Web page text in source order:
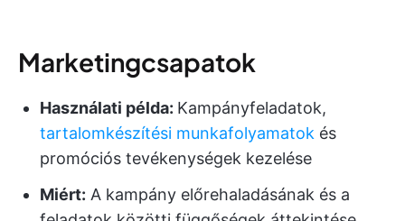
Marketingcsapatok
Használati példa: Kampányfeladatok,
tartalomkészítési munkafolyamatok és
promóciós tevékenységek kezelése
Miért: A kampány előrehaladásának és a